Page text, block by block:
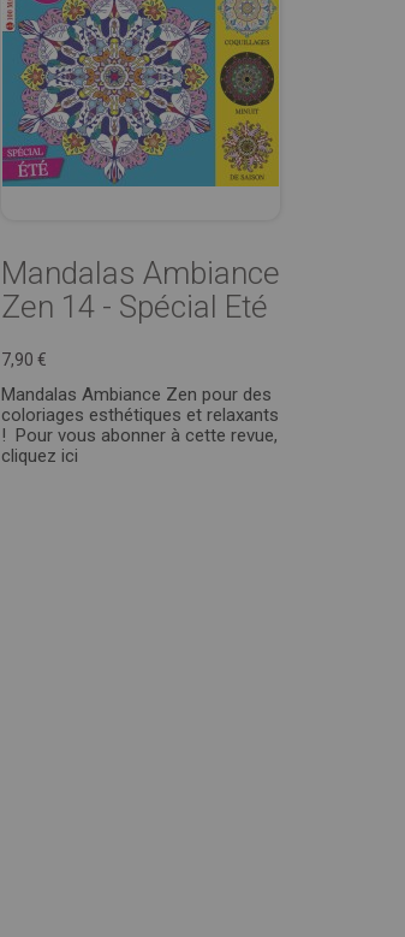
Mandalas Ambiance
Zen 14 - Spécial Eté
7,90 €
Mandalas Ambiance Zen pour des
coloriages esthétiques et relaxants
! Pour vous abonner à cette revue,
cliquez ici